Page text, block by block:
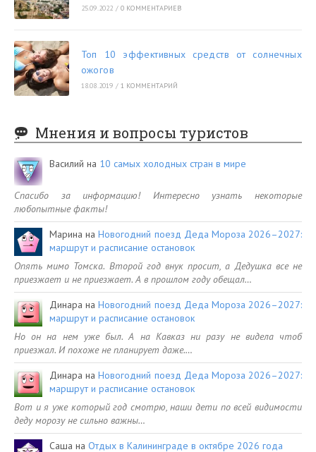
25.09.2022 / 0 КОММЕНТАРИЕВ
Топ 10 эффективных средств от солнечных
ожогов
18.08.2019 / 1 КОММЕНТАРИЙ
Мнения и вопросы туристов
Василий на 10 самых холодных стран в мире
Спасибо за информацию! Интересно узнать некоторые
любопытные факты!
Марина наНовогодний поезд Деда Мороза 2026–2027:
маршрут и расписание остановок
Опять мимо Томска. Второй год внук просит, а Дедушка все не
приезжает и не приезжает. А в прошлом году обещал…
Динара наНовогодний поезд Деда Мороза 2026–2027:
маршрут и расписание остановок
Но он на нем уже был. А на Кавказ ни разу не видела чтоб
приезжал. И похоже не планирует даже.…
Динара наНовогодний поезд Деда Мороза 2026–2027:
маршрут и расписание остановок
Вот и я уже который год смотрю, наши дети по всей видимости
деду морозу не сильно важны…
Саша на Отдых в Калининграде в октябре 2026 года